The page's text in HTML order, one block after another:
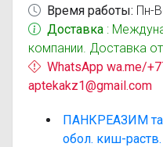
Время работы: Пн-
Доставка :
компании. Доставка
WhatsApp wa.me/
aptekakz1@gmail.com
ПАНКРЕАЗИМ
обол. киш-